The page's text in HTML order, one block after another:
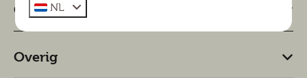
Omgeving
Overig
NL